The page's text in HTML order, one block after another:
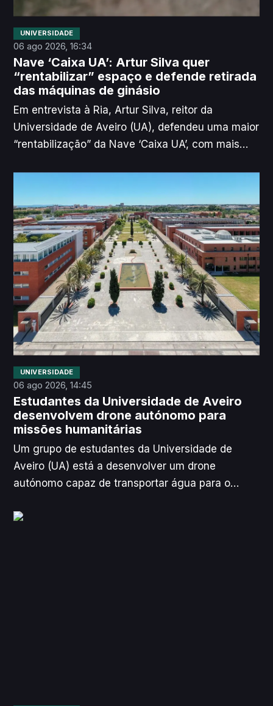
UNIVERSIDADE
06 ago 2026, 16:34
Nave ‘Caixa UA’: Artur Silva quer
“rentabilizar” espaço e defende retirada
das máquinas de ginásio
Em entrevista à Ria, Artur Silva, reitor da
Universidade de Aveiro (UA), defendeu uma maior
“rentabilização” da Nave ‘Caixa UA’, com mais
as máquinas de ginásio do equipamento para “dar
outra versatilidade à Nave”.
UNIVERSIDADE
06 ago 2026, 14:45
Estudantes da Universidade de Aveiro
desenvolvem drone autónomo para
missões humanitárias
Um grupo de estudantes da Universidade de
Aveiro (UA) está a desenvolver um drone
autónomo capaz de transportar água para o
em zonas de difícil acesso, anunciou, esta quinta-